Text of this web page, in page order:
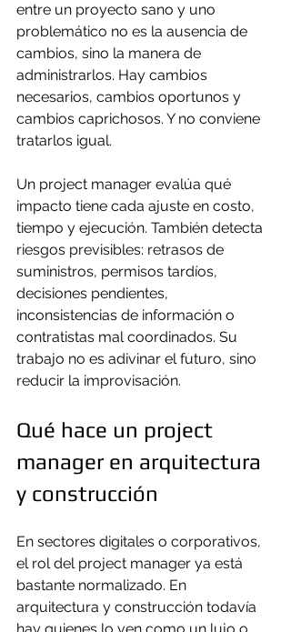
entre un proyecto sano y uno
problemático no es la ausencia de
cambios, sino la manera de
administrarlos. Hay cambios
necesarios, cambios oportunos y
cambios caprichosos. Y no conviene
tratarlos igual.
Un project manager evalúa qué
impacto tiene cada ajuste en costo,
tiempo y ejecución. También detecta
riesgos previsibles: retrasos de
suministros, permisos tardíos,
decisiones pendientes,
inconsistencias de información o
contratistas mal coordinados. Su
trabajo no es adivinar el futuro, sino
reducir la improvisación.
Qué hace un project
manager en arquitectura
y construcción
En sectores digitales o corporativos,
el rol del project manager ya está
bastante normalizado. En
arquitectura y construcción todavía